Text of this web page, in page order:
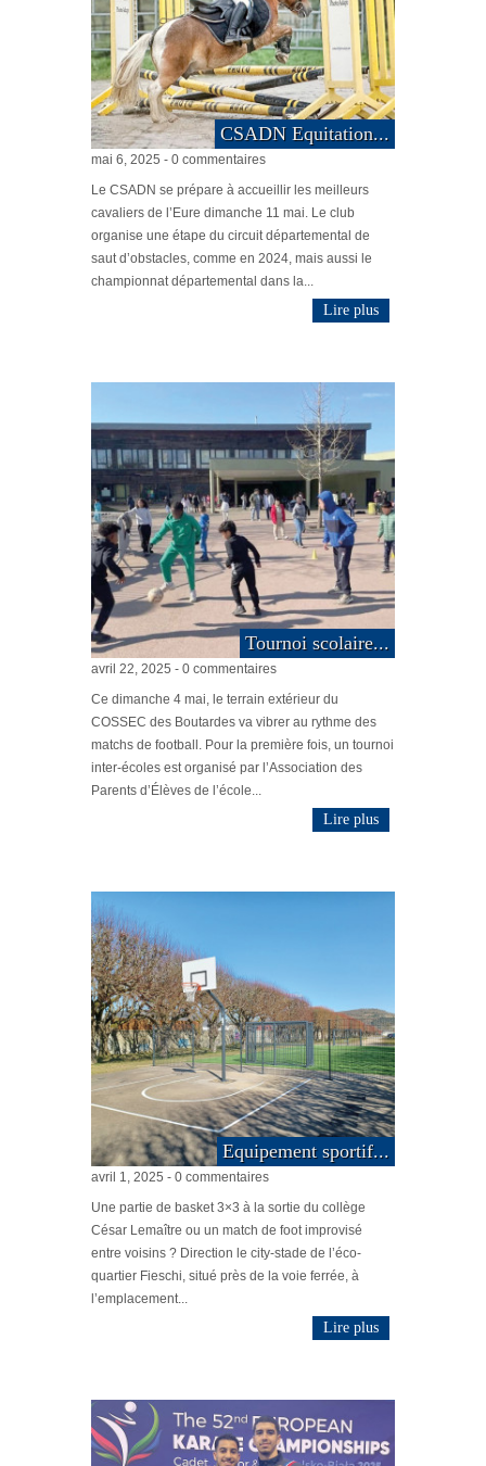
CSADN Equitation...
mai 6, 2025 - 0 commentaires
Le CSADN se prépare à accueillir les meilleurs
cavaliers de l’Eure dimanche 11 mai. Le club
organise une étape du circuit départemental de
saut d’obstacles, comme en 2024, mais aussi le
championnat départemental dans la...
Lire plus
Tournoi scolaire...
avril 22, 2025 - 0 commentaires
Ce dimanche 4 mai, le terrain extérieur du
COSSEC des Boutardes va vibrer au rythme des
matchs de football. Pour la première fois, un tournoi
inter-écoles est organisé par l’Association des
Parents d’Élèves de l’école...
Lire plus
Equipement sportif...
avril 1, 2025 - 0 commentaires
Une partie de basket 3×3 à la sortie du collège
César Lemaître ou un match de foot improvisé
entre voisins ? Direction le city-stade de l’éco-
quartier Fieschi, situé près de la voie ferrée, à
l’emplacement...
Lire plus